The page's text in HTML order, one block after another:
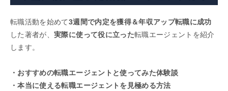
転職活動を始めて3週間で内定を獲得＆年収アップ転職に成功
した著者が、実際に使って役に立った転職エージェントを紹介
します。
・おすすめの転職エージェントと使ってみた体験談
・本当に使える転職エージェントを見極める方法